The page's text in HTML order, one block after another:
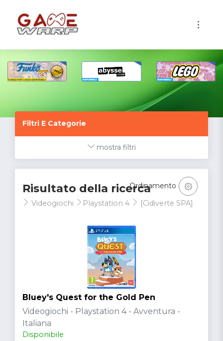
Filtri E Categorie
mostra filtri
Risultato della ricerca
Videogiochi Playstation 4 [Cidiverte SPA]
Ordinamento
Bluey's Quest for the Gold Pen
Videogiochi - Playstation 4 - Avventura -
Italiana
Disponibile